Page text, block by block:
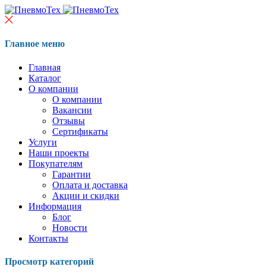
Главное меню
Главная
Каталог
О компании
О компании
Вакансии
Отзывы
Сертификаты
Услуги
Наши проекты
Покупателям
Гарантии
Оплата и доставка
Акции и скидки
Информация
Блог
Новости
Контакты
Просмотр категорий